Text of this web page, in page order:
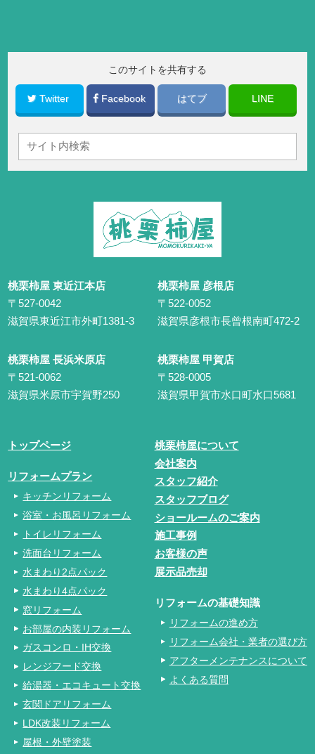
このサイトを共有する
Twitter Facebook はてブ LINE
桃栗柿屋 東近江本店
〒527-0042
滋賀県東近江市外町1381-3
桃栗柿屋 彦根店
〒522-0052
滋賀県彦根市長曾根南町472-2
桃栗柿屋 長浜米原店
〒521-0062
滋賀県米原市宇賀野250
桃栗柿屋 甲賀店
〒528-0005
滋賀県甲賀市水口町水口5681
トップページ
リフォームプラン
キッチンリフォーム
浴室・お風呂リフォーム
トイレリフォーム
洗面台リフォーム
水まわり2点パック
水まわり4点パック
窓リフォーム
お部屋の内装リフォーム
ガスコンロ・IH交換
レンジフード交換
給湯器・エコキュート交換
玄関ドアリフォーム
LDK改装リフォーム
屋根・外壁塗装
桃栗柿屋について
会社案内
スタッフ紹介
スタッフブログ
ショールームのご案内
施工事例
お客様の声
展示品売却
リフォームの基礎知識
リフォームの進め方
リフォーム会社・業者の選び方
アフターメンテナンスについて
よくある質問